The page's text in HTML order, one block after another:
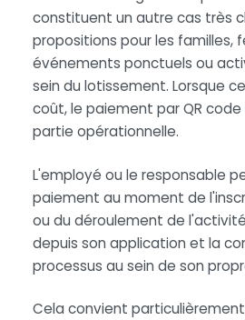
constituent un autre cas très
propositions pour les familles,
événements ponctuels ou
sein du lotissement. Lorsque
coût, le paiement par QR
partie opérationnelle.
L'employé ou le responsable
paiement au moment de
ou du déroulement de
depuis son application et la
processus au sein de son
Cela convient